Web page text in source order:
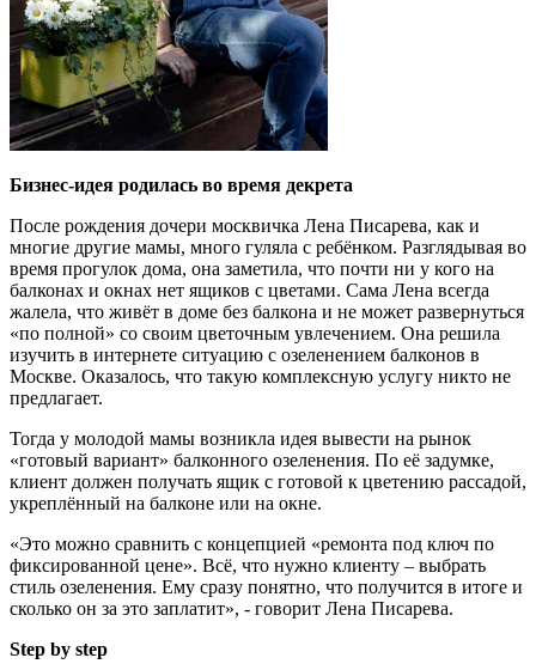
Бизнес-идея родилась во время декрета
После рождения дочери москвичка Лена Писарева, как и
многие другие мамы, много гуляла с ребёнком. Разглядывая во
время прогулок дома, она заметила, что почти ни у кого на
балконах и окнах нет ящиков с цветами. Сама Лена всегда
жалела, что живёт в доме без балкона и не может развернуться
«по полной» со своим цветочным увлечением. Она решила
изучить в интернете ситуацию с озеленением балконов в
Москве. Оказалось, что такую комплексную услугу никто не
предлагает.
Тогда у молодой мамы возникла идея вывести на рынок
«готовый вариант» балконного озеленения. По её задумке,
клиент должен получать ящик с готовой к цветению рассадой,
укреплённый на балконе или на окне.
«Это можно сравнить с концепцией «ремонта под ключ по
фиксированной цене». Всё, что нужно клиенту – выбрать
стиль озеленения. Ему сразу понятно, что получится в итоге и
сколько он за это заплатит», - говорит Лена Писарева.
Step by step